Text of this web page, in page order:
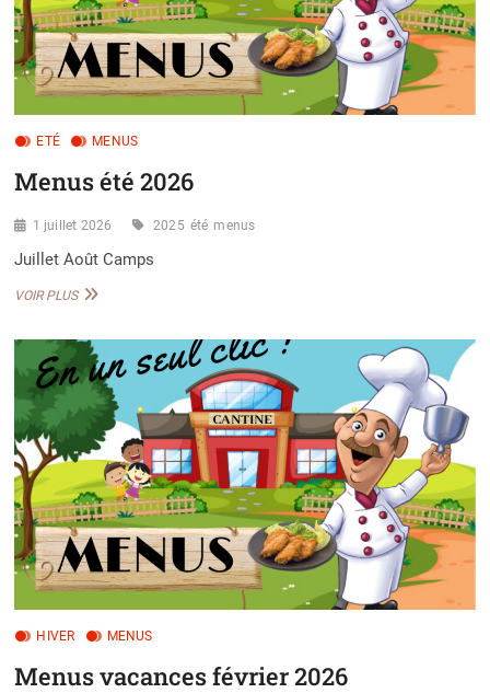
ETÉ MENUS
Menus été 2026
1 juillet 2026 2025 été menus
Juillet Août Camps
VOIR PLUSMENUS
HIVER MENUS
Menus vacances février 2026